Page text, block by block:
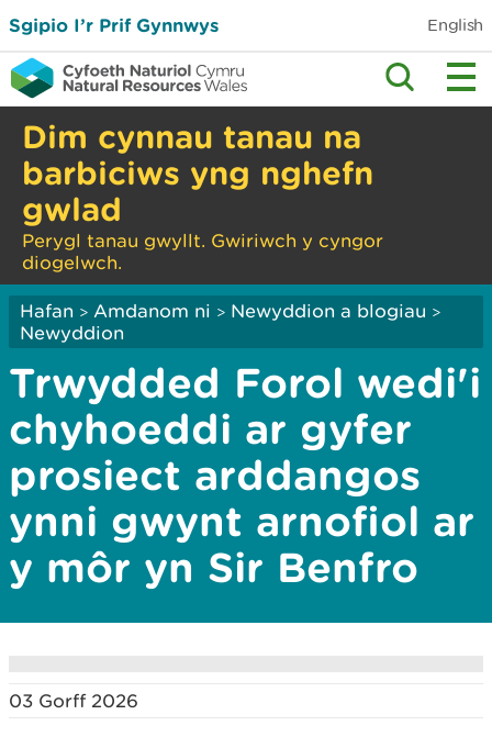
Sgipio I’r Prif Gynnwys English
Dim cynnau tanau na
barbiciws yng nghefn
gwlad
Perygl tanau gwyllt. Gwiriwch y cyngor
diogelwch.
Hafan > Amdanom ni > Newyddion a blogiau >
Newyddion
Trwydded Forol wedi'i
chyhoeddi ar gyfer
prosiect arddangos
ynni gwynt arnofiol ar
y môr yn Sir Benfro
03 Gorff 2026